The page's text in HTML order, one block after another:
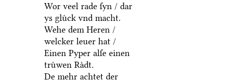
Wor veel rade ſyn / dar
ys gluͤck vnd macht.
Wehe dem Heren /
welcker leuer hat /
Einen Pyper alſe einen
truͤwen Raͤdt.
De mehr achtet der